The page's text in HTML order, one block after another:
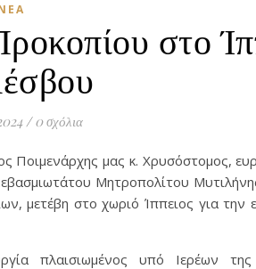
στο
/ 0 σχόλια
Ποιμενάρχης μας κ. Χρυσόστομος,
Μητροπολίτου
μετέβη στο χωριό Ίππειος για την
πλαισιωμένος υπό Ιερέων